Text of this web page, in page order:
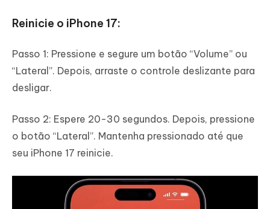
Reinicie o iPhone 17:
Passo 1: Pressione e segure um botão “Volume” ou
“Lateral”. Depois, arraste o controle deslizante para
desligar.
Passo 2: Espere 20-30 segundos. Depois, pressione
o botão “Lateral”. Mantenha pressionado até que
seu iPhone 17 reinicie.